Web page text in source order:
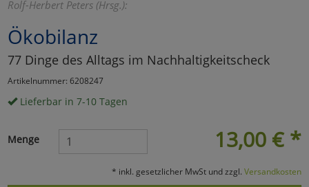
Rolf-Herbert Peters (Hrsg.):
Ökobilanz
77 Dinge des Alltags im Nachhaltigkeitscheck
Artikelnummer: 6208247
Lieferbar in 7-10 Tagen
13,00 € *
Menge
* inkl. gesetzlicher MwSt und zzgl. Versandkosten
Umfragetools
zurückzu Haupptseite